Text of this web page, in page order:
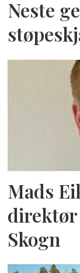
Neste
Mads
direktør
Skogn